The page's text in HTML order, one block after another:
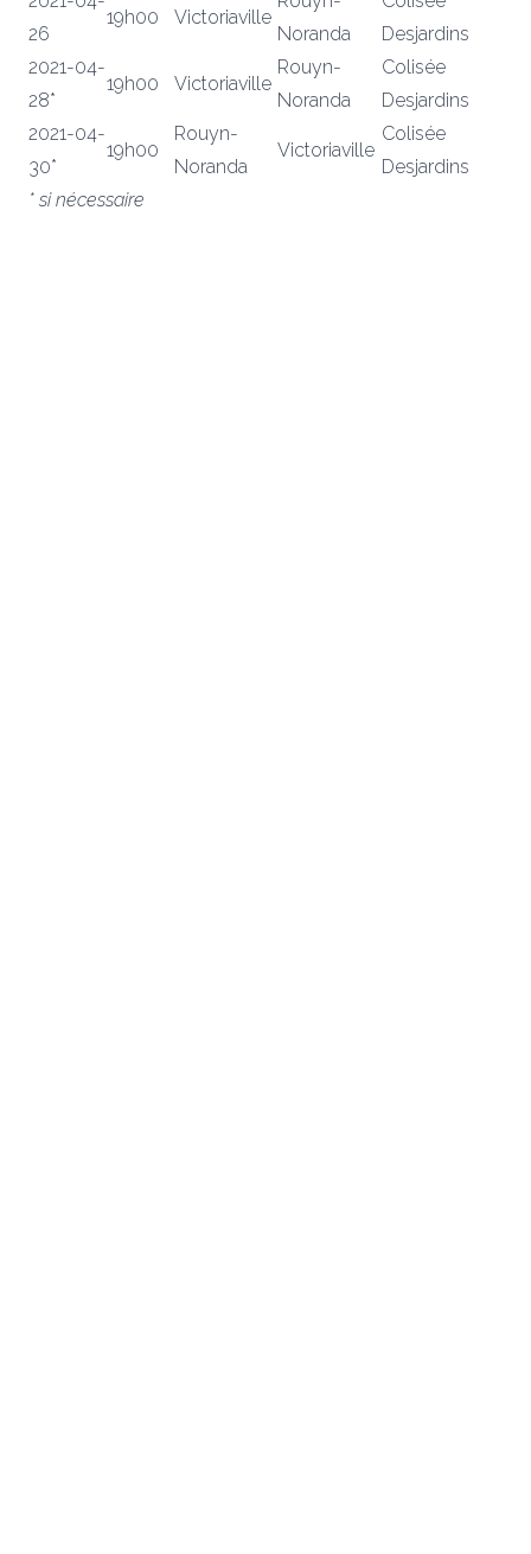
26
19h00 Victoriaville
Noranda
Desjardins
2021-04-
28*
19h00 Victoriaville
Rouyn-
Noranda
Colisée
Desjardins
2021-04-
30*
19h00
Rouyn-
Noranda
Victoriaville
Colisée
Desjardins
* si nécessaire